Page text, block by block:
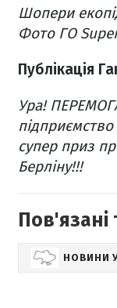
Шопери
Фото ГО
Публікація
Ура!
підприємство
супер приз
Берліну!!!
Пов'язані
НОВИНИ